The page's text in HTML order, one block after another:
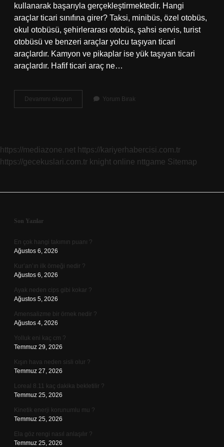
kullanarak başarıyla gerçekleştirmektedir. Hangi
araçlar ticari sınıfına girer? Taksi, minibüs, özel otobüs,
okul otobüsü, şehirlerarası otobüs, şahsi servis, turist
otobüsü ve benzeri araçlar yolcu taşıyan ticari
araçlardır. Kamyon ve pikaplar ise yük taşıyan ticari
araçlardır. Hafif ticari araç ne…
Devamını okuyun
Ticari
Yorum Bırak
https://mediazone.net https://kariyerhabercisi.com.tr
https://gecekuslari.com.tr knight online nttgame Sitemap
Sidebar
Son Yazılar
En çok hangi takımın puanı ?
Ağustos 6, 2026
Kur’an’ın ilk örneği nedir ?
Ağustos 6, 2026
Ayak neden cips gibi kokar ?
Ağustos 5, 2026
Amensalizme bir örnek nedir ?
Ağustos 4, 2026
Yolluk eni kaç cm ?
Temmuz 29, 2026
Kışın hava neden sisli olur ?
Temmuz 27, 2026
Loreal 8.11 kaç dakika bekletilir ?
Temmuz 25, 2026
Kinetik enerji korunumlu mu ?
Temmuz 25, 2026
Ela göz rengi nasıl anlaşılır ?
Temmuz 25, 2026